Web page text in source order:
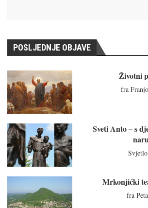
POSLJEDNJE OBJAVE
Životni
fra
Sveti Anto – s
Mrkonjićki
fra